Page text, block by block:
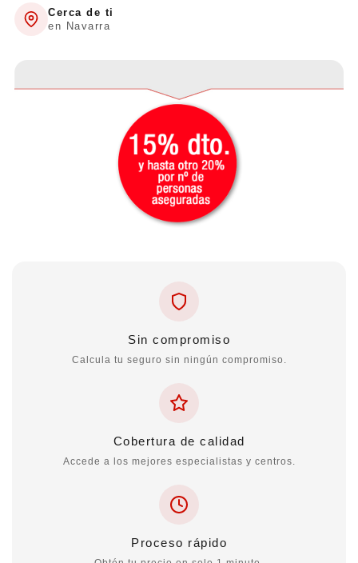
Cerca de ti
en Navarra
Sin compromiso
Calcula tu seguro sin ningún compromiso.
Cobertura de calidad
Accede a los mejores especialistas y centros.
Proceso rápido